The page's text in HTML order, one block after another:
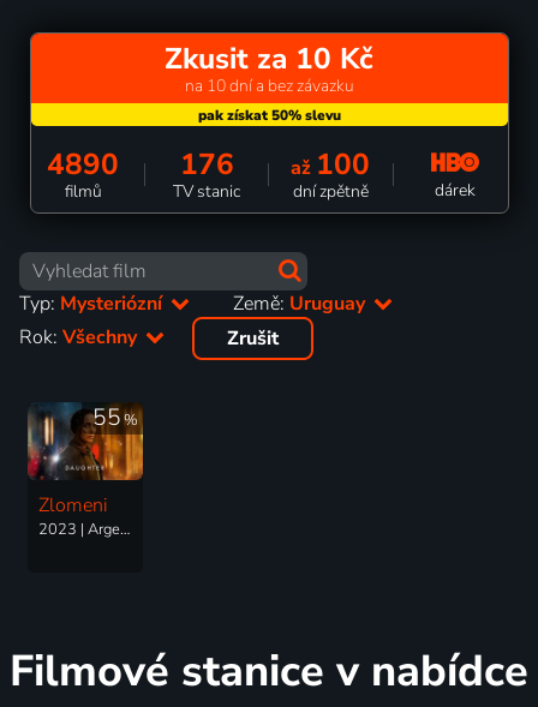
Zkusit za 10 Kč
na 10 dní a bez závazku
4890
filmů
176
TV stanic
až 100
dní zpětně dárek
Typ: Mysteriózní Země: Uruguay
Rok: Všechny Zrušit
55%
Zlomeni
2023 | Argentina, Uruguay | Krimi, Drama, Mysteriózní, Thriller
Filmové stanice v nabídce